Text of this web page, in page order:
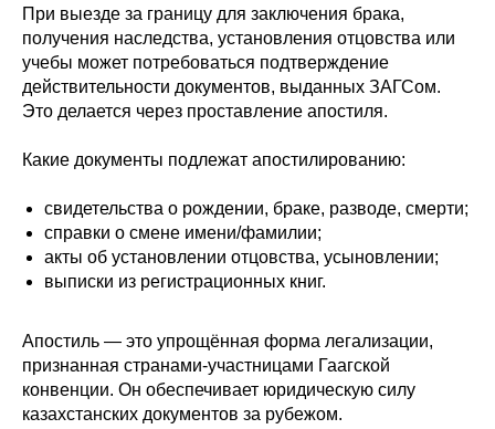
При выезде за границу для заключения брака,
получения наследства, установления отцовства или
учебы может потребоваться подтверждение
действительности документов, выданных ЗАГСом.
Это делается через проставление апостиля.
Какие документы подлежат апостилированию:
свидетельства о рождении, браке, разводе, смерти;
справки о смене имени/фамилии;
акты об установлении отцовства, усыновлении;
выписки из регистрационных книг.
Апостиль — это упрощённая форма легализации,
признанная странами-участницами Гаагской
конвенции. Он обеспечивает юридическую силу
казахстанских документов за рубежом.